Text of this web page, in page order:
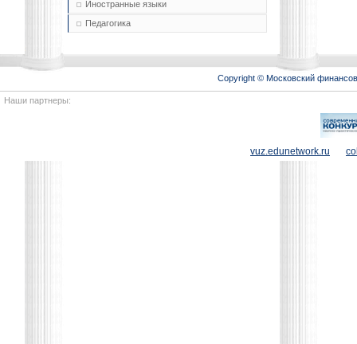
Иностранные языки
Педагогика
Copyright © Московский
Наши партнеры:
vuz.edunetwork.ru